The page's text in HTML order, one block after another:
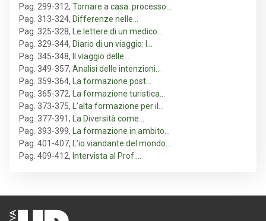
Pag. 299-312, Tornare a casa: processo…
Pag. 313-324, Differenze nelle…
Pag. 325-328,
Le lettere di un medico…
Pag. 329-344, Diario di un viaggio: l…
Pag. 345-348,
Il viaggio delle…
Pag. 349-357, Analisi delle intenzioni…
Pag. 359-364,
La formazione post…
Pag. 365-372,
La formazione turistica…
Pag. 373-375,
L’alta formazione per il…
Pag. 377-391,
La Diversità come…
Pag. 393-399,
La formazione in ambito…
Pag. 401-407,
L’io viandante del mondo…
Pag. 409-412, Intervista al Prof.…